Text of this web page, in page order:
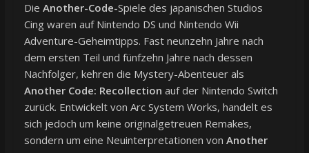
Die Another-Code-Spiele des japanischen Studios
Cing waren auf Nintendo DS und Nintendo Wii
Adventure-Geheimtipps. Fast neunzehn Jahre nach
dem ersten Teil und fünfzehn Jahre nach dessen
Nachfolger, kehren die Mystery-Abenteuer als
Another Code: Recollection auf der Nintendo Switch
zurück. Entwickelt von Arc System Works, handelt es
sich jedoch um keine originalgetreuen Remakes,
sondern um eine Neuinterpretationen von Another